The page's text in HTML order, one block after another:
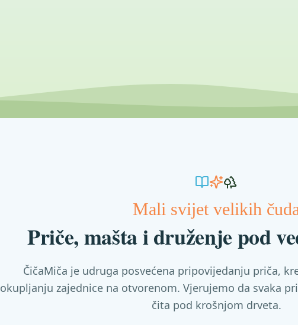
Mali svijet velikih
Priče, mašta i druženje pod
ČičaMiča je udruga posvećena pripovijedanju priča,
okupljanju zajednice na otvorenom. Vjerujemo da svaka
čita pod krošnjom drveta.